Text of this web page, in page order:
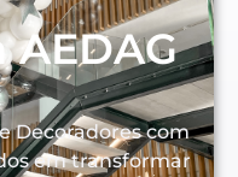
AEDAG
Decoradores com
em transformar